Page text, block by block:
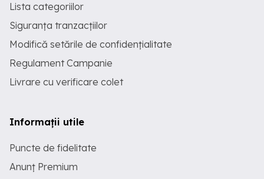
Lista categoriilor
Siguranța tranzacțiilor
Modifică setările de confidențialitate
Regulament Campanie
Livrare cu verificare colet
Informații utile
Puncte de fidelitate
Anunț Premium